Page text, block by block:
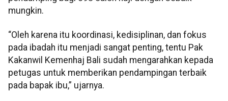
mungkin.
“Oleh karena itu koordinasi, kedisiplinan, dan fokus
pada ibadah itu menjadi sangat penting, tentu Pak
Kakanwil Kemenhaj Bali sudah mengarahkan kepada
petugas untuk memberikan pendampingan terbaik
pada bapak ibu,” ujarnya.